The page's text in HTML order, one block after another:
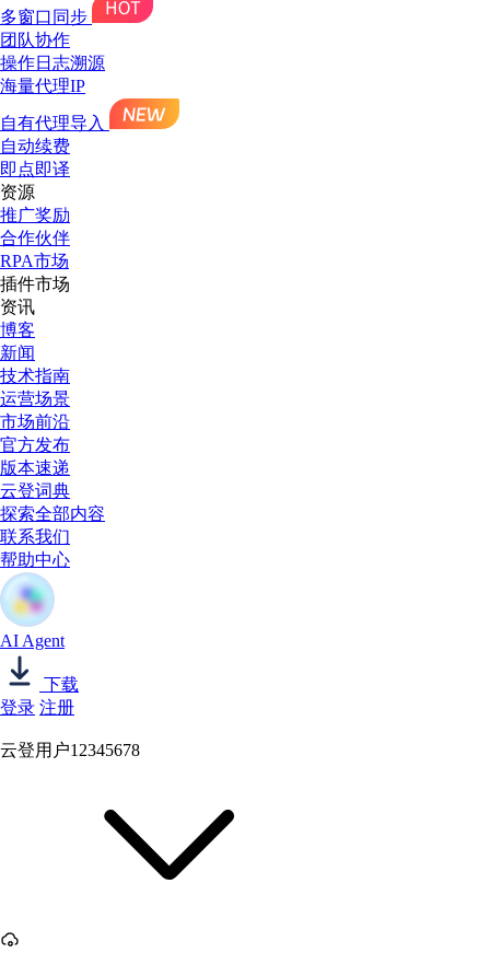
多窗口同步
团队协作
操作日志溯源
海量代理IP
自有代理导入
自动续费
即点即译
资源
推广奖励
合作伙伴
RPA市场
插件市场
资讯
博客
新闻
技术指南
运营场景
市场前沿
官方发布
版本速递
云登词典
探索全部内容
联系我们
帮助中心
AI Agent
下载
登录 注册
云登用户12345678